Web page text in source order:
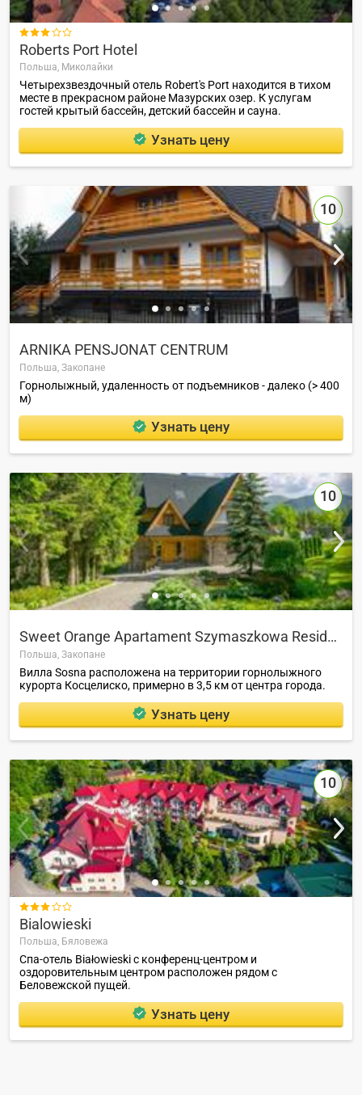

Roberts Port Hotel
Польша, Миколайки
Четырехзвездочный отель Robert's Port находится в тихом
месте в прекрасном районе Мазурских озер. К услугам
гостей крытый бассейн, детский бассейн и сауна.
Узнать цену
10
ARNIKA PENSJONAT CENTRUM
Польша, Закопане
Горнолыжный, удаленность от подъемников - далеко (> 400
м)
Узнать цену
10
Sweet Orange Apartament Szymaszkowa Residence
Польша, Закопане
Вилла Sosna расположена на территории горнолыжного
курорта Косцелиско, примерно в 3,5 км от центра города.
Узнать цену
10

Bialowieski
Польша, Бяловежа
Спа-отель Białowieski с конференц-центром и
оздоровительным центром расположен рядом с
Беловежской пущей.
Узнать цену